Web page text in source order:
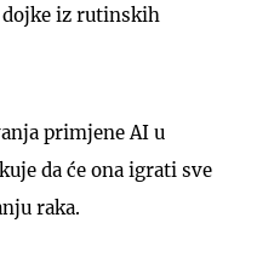
iz rutinskih
primjene AI u
da će ona igrati sve
raka.